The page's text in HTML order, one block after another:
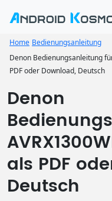
Home Bedienungsanleitung
Denon Bedienungsanleitung
PDF oder Download, Deutsch
Denon
als PDF
Deutsch